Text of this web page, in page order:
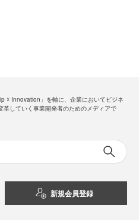
☓ Innovation」を軸に、企業においてビジネ
革していく事業開発者のためのメディアで
新規会員登録